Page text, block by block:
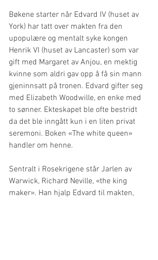
Bøkene starter når Edvard IV (huset av
York) har tatt over makten fra den
upopulære og mentalt syke kongen
Henrik VI (huset av Lancaster) som var
gift med Margaret av Anjou, en mektig
kvinne som aldri gav opp å få sin mann
gjeninnsatt på tronen. Edvard gifter seg
med Elizabeth Woodwille, en enke med
to sønner. Ekteskapet ble ofte bestridt
da det ble inngått kun i en liten privat
seremoni. Boken «The white queen»
handler om henne.
Sentralt i Rosekrigene står Jarlen av
Warwick, Richard Neville, «the king
maker». Han hjalp Edvard til makten,